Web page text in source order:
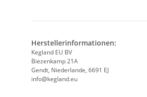
Herstellerinformationen:
Kegland EU BV
Biezenkamp 21A
Gendt, Niederlande, 6691 EJ
info@kegland.eu